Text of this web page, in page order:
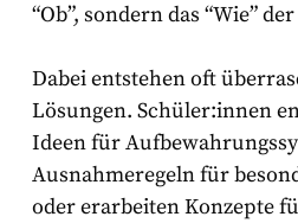
“Ob”, sondern das “Wie”
Dabei entstehen oft
Lösungen. Schüler:innen
Ideen für
Ausnahmeregeln für
oder erarbeiten Konzepte